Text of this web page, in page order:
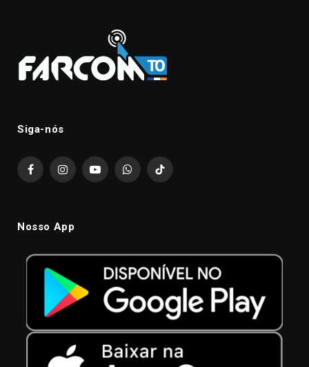
Siga-nós
FacebookInstagramYouTubeWhatsAppTikTok
Nosso App